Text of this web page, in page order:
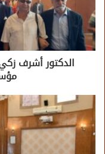
الدكتور أشرف